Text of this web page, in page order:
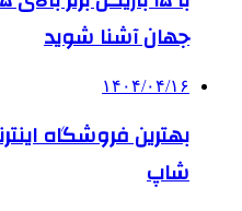
جهان آشنا شوید
۱۴۰۴/۰۴/۱۶
بهترین فروشگاه
شاپ